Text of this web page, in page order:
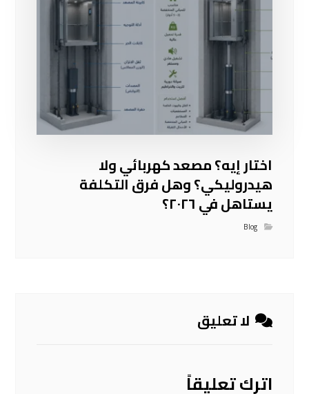
اختار إيه؟ مصعد كهربائي ولا
هيدروليكي؟ وهل فرق التكلفة
يستاهل في ٢٠٢٦؟
Blog
لا تعليق
اترك تعليقاً